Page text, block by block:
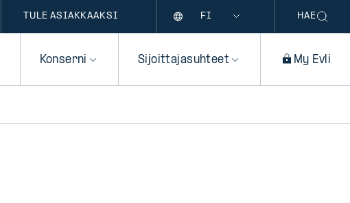
TULE ASIAKKAAKSI HAE
Konserni Sijoittajasuhteet My Evli